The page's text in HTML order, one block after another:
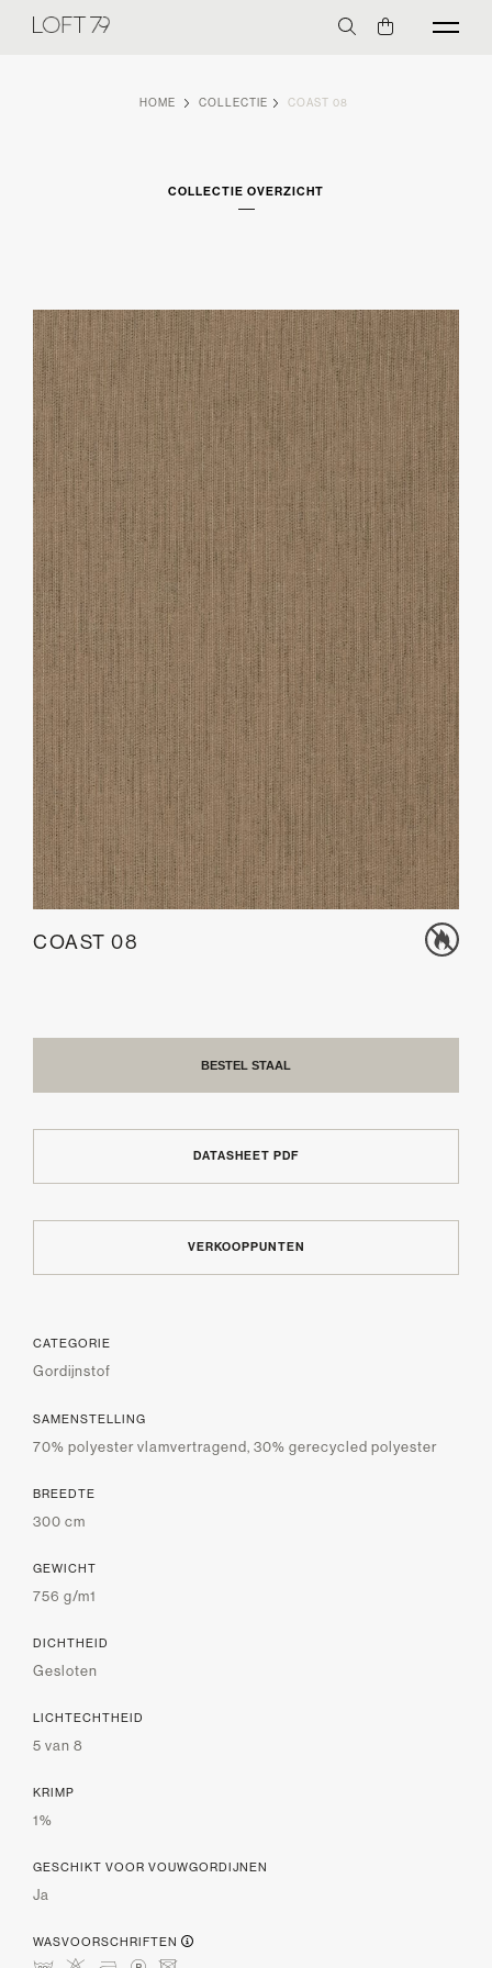
HOME COLLECTIE COAST 08
COLLECTIE OVERZICHT
COAST 08
BESTEL STAAL
DATASHEET PDF
VERKOOPPUNTEN
CATEGORIE
Gordijnstof
SAMENSTELLING
70% polyester vlamvertragend, 30% gerecycled polyester
BREEDTE
300 cm
GEWICHT
756 g/m1
DICHTHEID
Gesloten
LICHTECHTHEID
5 van 8
KRIMP
1%
GESCHIKT VOOR VOUWGORDIJNEN
Ja
WASVOORSCHRIFTEN